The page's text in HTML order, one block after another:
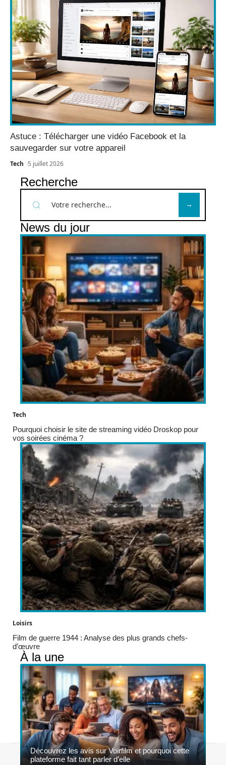
Astuce : Télécharger une vidéo Facebook et la
sauvegarder sur votre appareil
Tech 5 juillet 2026
Recherche
News du jour
Tech
Pourquoi choisir le site de streaming vidéo Droskop pour
vos soirées cinéma ?
Loisirs
Film de guerre 1944 : Analyse des plus grands chefs-
d’œuvre
À la une
Découvrez les avis sur Voirfilm et pourquoi cette
plateforme fait tant parler d’elle
Contact Mentions légales Sitemap